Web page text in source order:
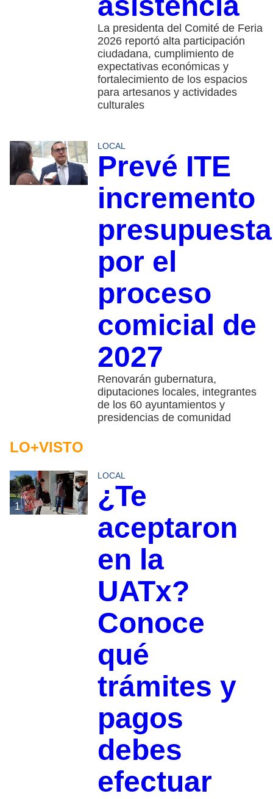
La presidenta del Comité de Feria
2026 reportó alta participación
ciudadana, cumplimiento de
expectativas económicas y
fortalecimiento de los espacios
para artesanos y actividades
culturales
LOCAL
Prevé ITE
incremento
por el
proceso
comicial de
2027
Renovarán gubernatura,
diputaciones locales, integrantes
de los 60 ayuntamientos y
presidencias de comunidad
LO+VISTO
1
LOCAL
¿Te
aceptaron
en la
UATx?
Conoce
qué
trámites y
pagos
debes
efectuar